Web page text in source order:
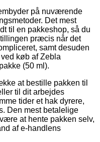
på nuværende
Det mest
til en pakkeshop, så du
præcis når det
samt desuden
køb af Zebla
(50 ml).
at bestille pakken til
til dit arbejdes
tider et hak dyrere,
Den mest betalelige
at hente pakken selv,
af e-handlens